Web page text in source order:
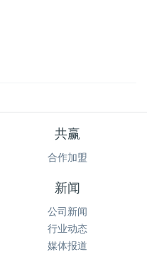
共赢
合作加盟
新闻
公司新闻
行业动态
媒体报道